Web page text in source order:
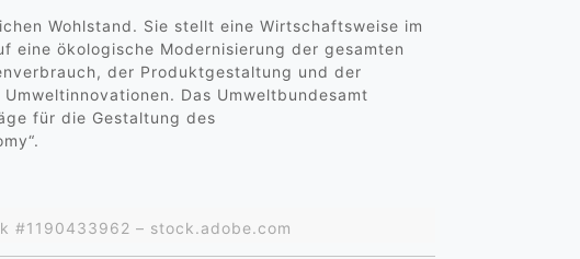
Wohlstand. Sie stellt eine Wirtschaftsweise im
eine ökologische Modernisierung der gesamten
der Produktgestaltung und der
Das Umweltbundesamt
für die Gestaltung des
#1190433962 – stock.adobe.com